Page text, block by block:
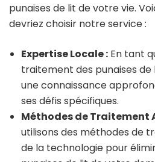
punaises de lit de votre vie.
devriez choisir notre service :
Expertise Locale : En tant
traitement des punaises de
une connaissance
ses défis spécifiques.
Méthodes de Traitement
utilisons des méthodes de
de la technologie pour